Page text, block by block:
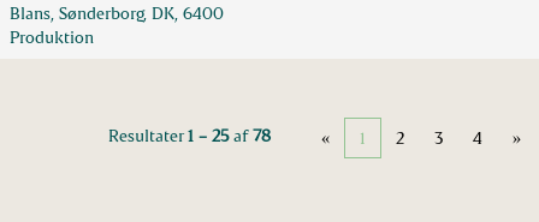
Blans, Sønderborg, DK, 6400
Produktion
Resultater1 – 25af78 « 1 2 3 4 »